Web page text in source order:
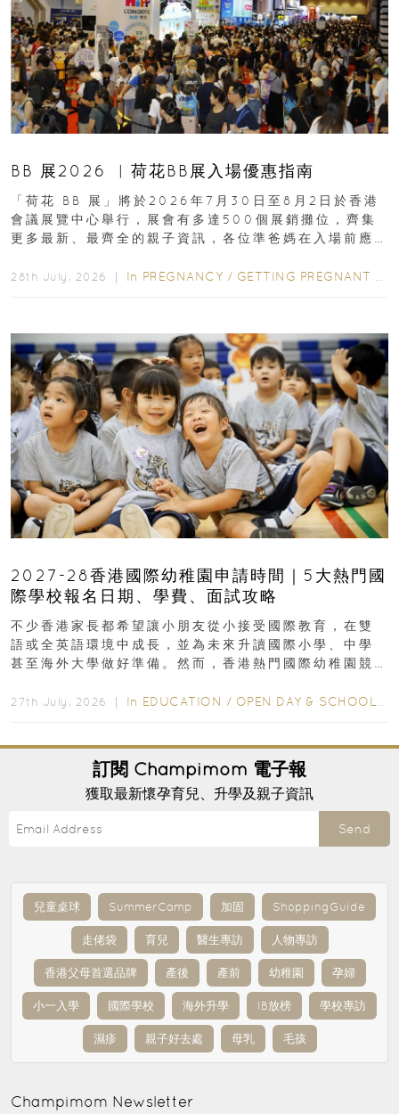
BB 展2026 ︳荷花BB展入場優惠指南
「荷花 BB 展」將於2026年7月30日至8月2日於香港
會議展覽中心舉行，展會有多達500個展銷攤位，齊集
更多最新、最齊全的親子資訊，各位準爸媽在入場前應
28th July, 2026 ｜ In PREGNANCY / GETTING PREGNANT
2027-28香港國際幼稚園申請時間｜5大熱門國
際學校報名日期、學費、面試攻略
不少香港家長都希望讓小朋友從小接受國際教育，在雙
語或全英語環境中成長，並為未來升讀國際小學、中學
甚至海外大學做好準備。然而，香港熱門國際幼稚園競
27th July, 2026 ｜ In EDUCATION / OPEN DAY & SCHOOL EVENTS
訂閱 Champimom 電子報
獲取最新懷孕育兒、升學及親子資訊
Send
兒童桌球 SummerCamp 加固 ShoppingGuide
走佬袋 育兒 醫生專訪 人物專訪
香港父母首選品牌 產後 產前 幼稚園 孕婦
小一入學 國際學校 海外升學 IB放榜 學校專訪
濕疹 親子好去處 母乳 毛孩
Champimom Newsletter